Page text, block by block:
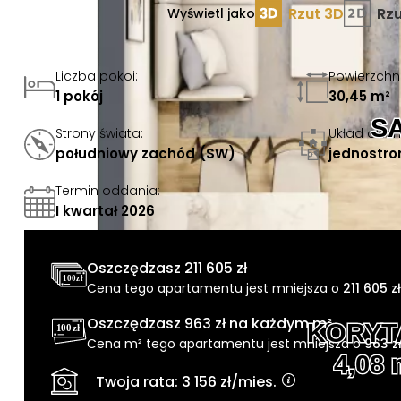
4,08
Wyświetl jako Rzut 3D
Liczba pokoi:
1 pokój 30,45 m²
Strony świata:
południowy zachód (SW)
Układ okien
Termin oddania:
I kwartał 2026
Oszczędzasz 211 605 zł
Cena tego apartamentu jest mniejsza o 211 605 zł
Oszczędzasz 963 złna każdym m²
Cena m² tego apartamentu jest mniejsza o963 zł
Twoja rata: 3 156 zł/mies.